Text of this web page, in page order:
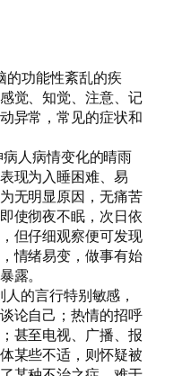
的功能性紊乱的疾
觉、知觉、注意、记
异常，常见的症状和
人病情变化的晴雨
现为入睡困难、易
无明显原因，无痛苦
使彻夜不眠，次日依
但仔细观察便可发现
情绪易变，做事有始
露。
的言行特别敏感，
论自己；热情的招呼
甚至电视、广播、报
某些不适，则怀疑被